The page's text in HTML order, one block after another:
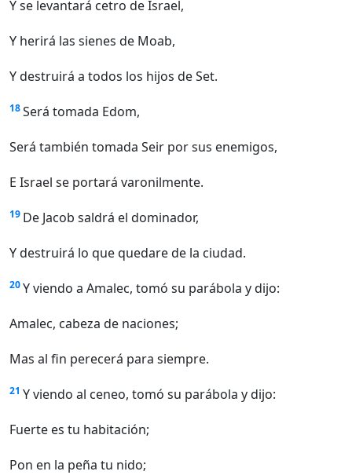
Y se levantará cetro de Israel,
Y herirá las sienes de Moab,
Y destruirá a todos los hijos de Set.
18Será tomada Edom,
Será también tomada Seir por sus enemigos,
E Israel se portará varonilmente.
19 De Jacob saldrá el dominador,
Y destruirá lo que quedare de la ciudad.
20Y viendo a Amalec, tomó su parábola y dijo:
Amalec, cabeza de naciones;
Mas al fin perecerá para siempre.
21 Y viendo al ceneo, tomó su parábola y dijo:
Fuerte es tu habitación;
Pon en la peña tu nido;